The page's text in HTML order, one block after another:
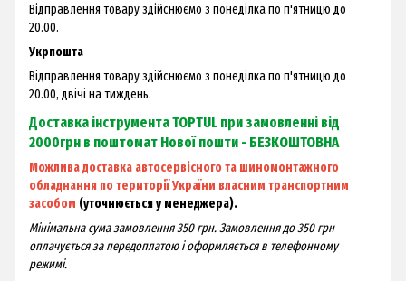
Відправлення товару здійснюємо з понеділка по п'ятницю до
20.00.
Укрпошта
Відправлення товару здійснюємо з понеділка по п'ятницю до
20.00, двічі на тиждень.
Доставка інструмента TOPTUL при замовленні від
2000грн в поштомат Нової пошти - БЕЗКОШТОВНА
Можлива доставка автосервісного та шиномонтажного
обладнання по території України власним транспортним
засобом (уточнюється у менеджера).
Мінімальна сума замовлення 350 грн. Замовлення до 350 грн
оплачується за передоплатою і оформляється в телефонному
режимі.